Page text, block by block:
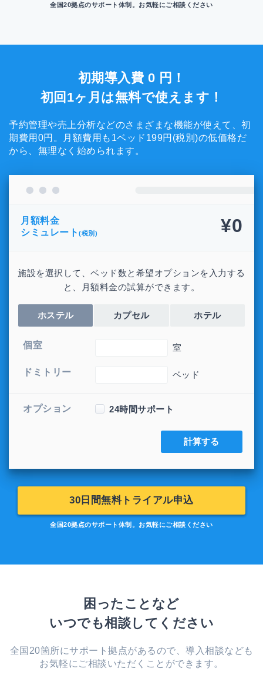
全国20拠点のサポート体制。 お気軽にご相談ください
初期導入費 0 円！
初回1ヶ月は無料で使えます！
予約管理や売上分析などのさまざまな機能が使えて、初
期費用0円。
月額費用も1ベッド199円(税別)の低価格だ
から、無理なく始められます。
月額料金
シミュレート (税別) ¥0
施設を選択して、ベッド数と希望オプションを入力する
と、月額料金の試算ができます。
ホステル カプセル ホテル
個室 室
ドミトリー ベッド
オプション 24時間サポート
30日間無料トライアル申込
全国20拠点のサポート体制。お気軽にご相談ください
困ったことなど
いつでも相談してください
全国20箇所にサポート拠点があるので、 導入相談なども
お気軽にご相談いただくことができます。